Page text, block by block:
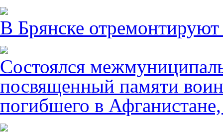
В Брянске
Состоялся
посвященный памяти
погибшего в